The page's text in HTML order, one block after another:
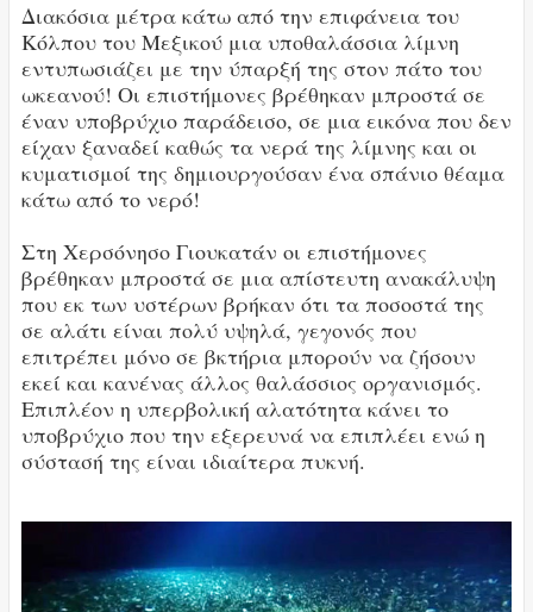
Διακόσια μέτρα κάτω από την επιφάνεια του
Κόλπου του Μεξικού μια υποθαλάσσια λίμνη
εντυπωσιάζει με την ύπαρξή της στον πάτο του
ωκεανού! Οι επιστήμονες βρέθηκαν μπροστά σε
έναν υποβρύχιο παράδεισο, σε μια εικόνα που δεν
είχαν ξαναδεί καθώς τα νερά της λίμνης και οι
κυματισμοί της δημιουργούσαν ένα σπάνιο θέαμα
κάτω από το νερό!
Στη Χερσόνησο Γιουκατάν οι επιστήμονες
βρέθηκαν μπροστά σε μια απίστευτη ανακάλυψη
που εκ των υστέρων βρήκαν ότι τα ποσοστά της
σε αλάτι είναι πολύ υψηλά, γεγονός που
επιτρέπει μόνο σε βκτήρια μπορούν να ζήσουν
εκεί και κανένας άλλος θαλάσσιος οργανισμός.
Επιπλέον η υπερβολική αλατότητα κάνει το
υποβρύχιο που την εξερευνά να επιπλέει ενώ η
σύστασή της είναι ιδιαίτερα πυκνή.